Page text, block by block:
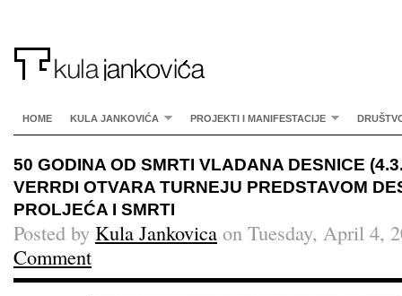
HOME KULA JANKOVIĆA PROJEKTI I MANIFESTACIJE
50 GODINA OD SMRTI VLADANA DESNICE
VERRDI OTVARA TURNEJU PREDSTAVOM
PROLJEĆA I SMRTI
Posted by Kula Jankovica on Tuesday, April 4,
Comment